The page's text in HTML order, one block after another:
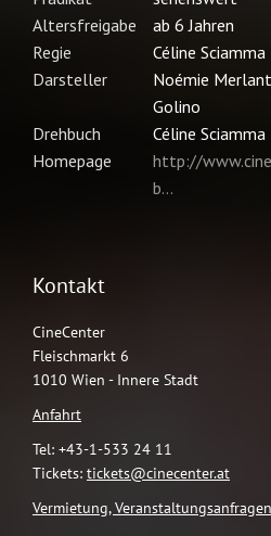
Kontakt
CineCenter
Fleischmarkt 6
1010 Wien - Innere Stadt
Anfahrt
Tel: +43-1-533 24 11
Tickets: tickets@cinecenter.at
Vermietung, Veranstaltungsanfragen